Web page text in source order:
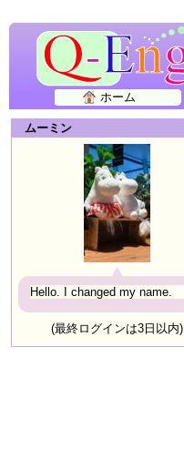
ホーム
ムーミン
Hello. I changed my name.
(最終ログインは3日以内)